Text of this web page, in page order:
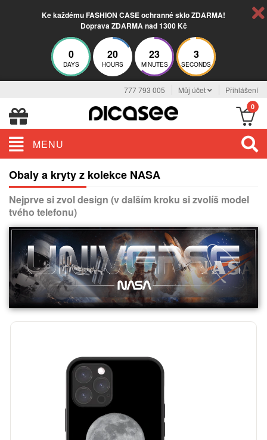
Ke každému FASHION CASE ochranné sklo ZDARMA!
Doprava ZDARMA nad 1300 Kč
0
DAYS
20
HOURS
23
MINUTES
3
SECONDS
777 793 005 Můj účet Přihlášení
0
MENU
Obaly a kryty z kolekce NASA
Nejprve si zvol design (v dalším kroku si zvolíš model
tvého telefonu)